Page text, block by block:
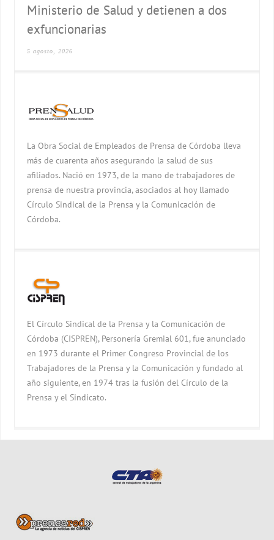
Ministerio de Salud y detienen a dos
exfuncionarias
5 agosto, 2026
La Obra Social de Empleados de Prensa de Córdoba lleva
más de cuarenta años asegurando la salud de sus
afiliados. Nació en 1973, de la mano de trabajadores de
prensa de nuestra provincia, asociados al hoy llamado
Círculo Sindical de la Prensa y la Comunicación de
Córdoba.
El Círculo Sindical de la Prensa y la Comunicación de
Córdoba (CISPREN), Personería Gremial 601, fue anunciado
en 1973 durante el Primer Congreso Provincial de los
Trabajadores de la Prensa y la Comunicación y fundado al
año siguiente, en 1974 tras la fusión del Círculo de la
Prensa y el Sindicato.